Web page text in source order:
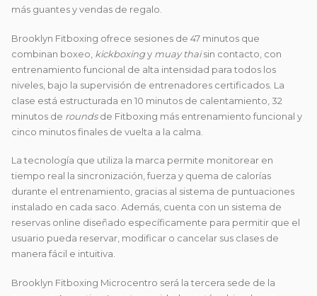
más guantes y vendas de regalo.
Brooklyn Fitboxing ofrece sesiones de 47 minutos que
combinan boxeo, kickboxingy muay thaisin contacto, con
entrenamiento funcional de alta intensidad para todos los
niveles, bajo la supervisión de entrenadores certificados. La
clase está estructurada en 10 minutos de calentamiento, 32
minutos de roundsde Fitboxing más entrenamiento funcional y
cinco minutos finales de vuelta a la calma.
La tecnología que utiliza la marca permite monitorear en
tiempo real la sincronización, fuerza y quema de calorías
durante el entrenamiento, gracias al sistema de puntuaciones
instalado en cada saco. Además, cuenta con un sistema de
reservas online diseñado específicamente para permitir que el
usuario pueda reservar, modificar o cancelar sus clases de
manera fácil e intuitiva.
Brooklyn Fitboxing Microcentro será la tercera sede de la